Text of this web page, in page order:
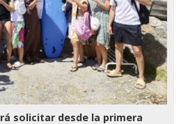
solicitar desde la primera